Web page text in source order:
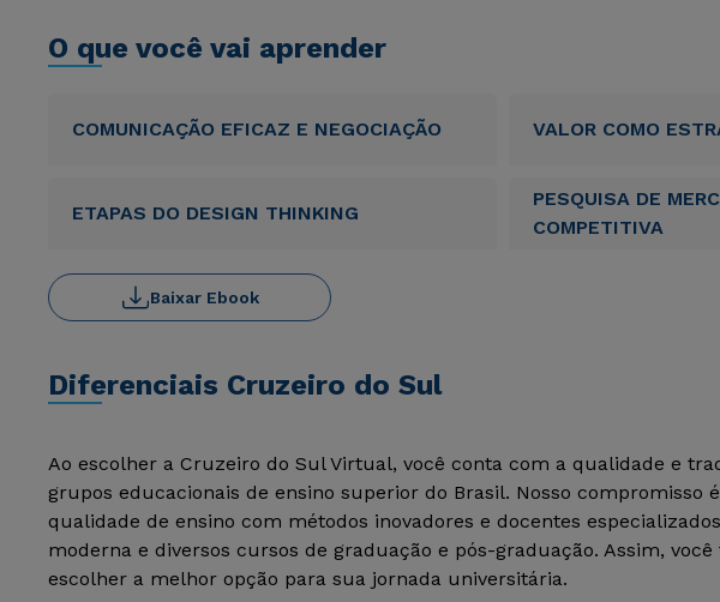
O que você vai aprender
COMUNICAÇÃO EFICAZ E NEGOCIAÇÃO VALOR COMO
ETAPAS DO DESIGN THINKING
PESQUISA DE
COMPETITIVA
Baixar Ebook
Diferenciais Cruzeiro do Sul
Ao escolher a Cruzeiro do Sul Virtual, você conta com a qualidade e
grupos educacionais de ensino superior do Brasil. Nosso compromisso
qualidade de ensino com métodos inovadores e docentes
moderna e diversos cursos de graduação e pós-graduação. Assim,
escolher a melhor opção para sua jornada universitária.